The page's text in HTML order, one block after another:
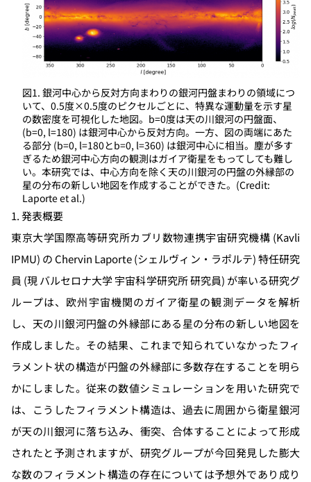
図1. 銀河中心から反対方向まわりの銀河円盤まわりの領域につ
いて、0.5度×0.5度のピクセルごとに、特異な運動量を示す星
の数密度を可視化した地図。b=0度は天の川銀河の円盤面、
(b=0, l=180) は銀河中心から反対方向。一方、図の両端にあた
る部分 (b=0, l=180とb=0, l=360) は銀河中心に相当。塵が多す
ぎるため銀河中心方向の観測はガイア衛星をもってしても難し
い。本研究では、中心方向を除く天の川銀河の円盤の外縁部の
星の分布の新しい地図を作成することができた。(Credit:
Laporte et al.)
1. 発表概要
東京大学国際高等研究所カブリ数物連携宇宙研究機構 (Kavli
IPMU) の Chervin Laporte (シェルヴィン・ラポルテ) 特任研究
員 (現 バルセロナ大学 宇宙科学研究所 研究員) が率いる研究グ
ループは、欧州宇宙機関のガイア衛星の観測データを解析
し、天の川銀河円盤の外縁部にある星の分布の新しい地図を
作成しました。その結果、これまで知られていなかったフィ
ラメント状の構造が円盤の外縁部に多数存在することを明ら
かにしました。従来の数値シミュレーションを用いた研究で
は、こうしたフィラメント構造は、過去に周囲から衛星銀河
が天の川銀河に落ち込み、衝突、合体することによって形成
されたと予測されますが、研究グループが今回発見した膨大
な数のフィラメント構造の存在については予想外であり成り